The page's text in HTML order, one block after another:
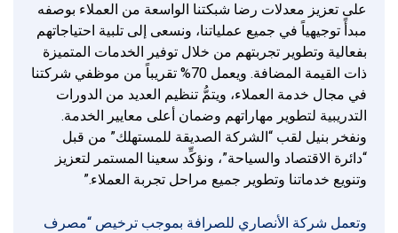
على تعزيز معدلات رضا شبكتنا الواسعة من العملاء بوصفه
مبدأً توجيهياً في جميع عملياتنا، ونسعى إلى تلبية احتياجاتهم
بفعالية وتطوير تجربتهم من خلال توفير الخدمات المتميزة
ذات القيمة المضافة. ويعمل 70% تقريباً من موظفي شركتنا
في مجال خدمة العملاء، ويتمُّ تنظيم العديد من الدورات
التدريبية لتطوير مهاراتهم وضمان أعلى معايير الخدمة.
ونفخر بنيل لقب “الشركة الصديقة للمستهلك” من قبل
“دائرة الاقتصاد والسياحة”، ونؤكِّد سعينا المستمر لتعزيز
وتنويع خدماتنا وتطوير جميع مراحل تجربة العملاء.”
وتعمل شركة الأنصاري للصرافة بموجب ترخيص “مصرف